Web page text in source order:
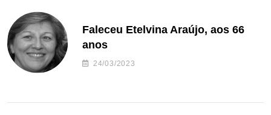
Faleceu Etelvina Araújo, aos 66
anos
24/03/2023